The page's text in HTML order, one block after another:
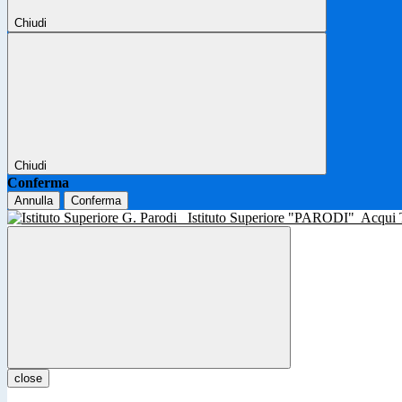
Chiudi
Chiudi
Conferma
Annulla Conferma
Istituto Superiore "PARODI" Acqui
close